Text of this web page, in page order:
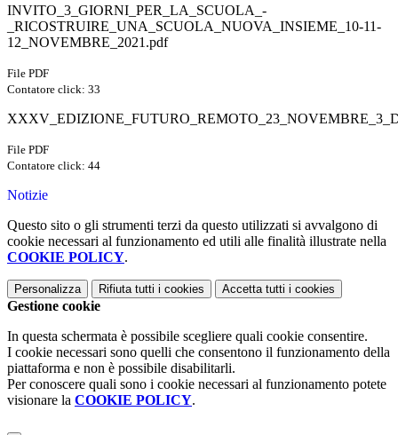
INVITO_3_GIORNI_PER_LA_SCUOLA_-
_RICOSTRUIRE_UNA_SCUOLA_NUOVA_INSIEME_10-11-
12_NOVEMBRE_2021.pdf
File PDF
Contatore click: 33
File PDF
Contatore click: 44
Notizie
Questo sito o gli strumenti terzi da questo utilizzati si avvalgono di
cookie necessari al funzionamento ed utili alle finalità illustrate nella
COOKIE POLICY.
Personalizza Rifiuta tutti i cookies Accetta tutti i cookies
Gestione cookie
In questa schermata è possibile scegliere quali cookie consentire.
I cookie necessari sono quelli che consentono il funzionamento della
piattaforma e non è possibile disabilitarli.
Per conoscere quali sono i cookie necessari al funzionamento potete
visionare la COOKIE POLICY.